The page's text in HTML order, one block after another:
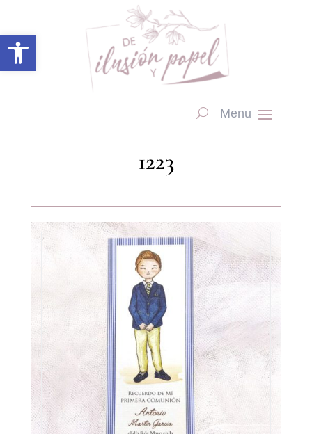
Abrir barra de herramientas
1223